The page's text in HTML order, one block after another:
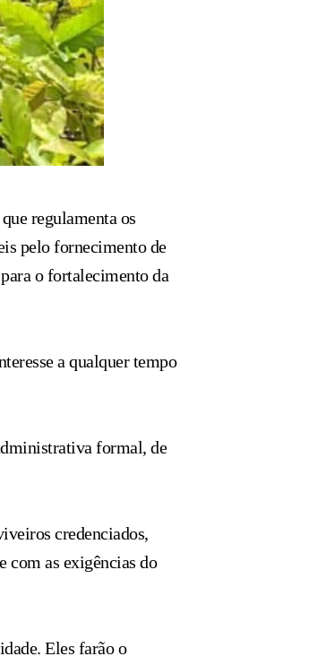
regulamenta os
pelo fornecimento de
o fortalecimento da
a qualquer tempo
formal, de
credenciados,
com as exigências do
Eles farão o